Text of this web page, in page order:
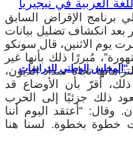
“المجلس الوطني للدراسات
برنامج الإقراض السابق
مليار دولار بعد انكشاف تضليل بيانات
يوم الاثنين، قال سونكو
مُبررًا ذلك بأنها غير
تجاه سداد الديون،
أقرّ بأن الأوضاع قد
ذلك جزئيًا إلى الحرب
وقال: “أعتقد اليوم أننا
خطوة بخطوة. لسنا هنا